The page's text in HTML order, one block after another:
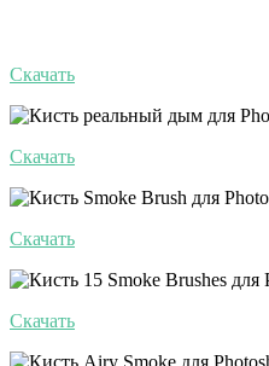
Скачать
Скачать
Скачать
Скачать